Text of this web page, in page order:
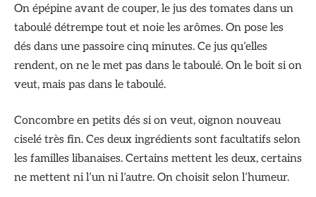
On épépine avant de couper, le jus des tomates dans un
taboulé détrempe tout et noie les arômes. On pose les
dés dans une passoire cinq minutes. Ce jus qu’elles
rendent, on ne le met pas dans le taboulé. On le boit si on
veut, mais pas dans le taboulé.
Concombre en petits dés si on veut, oignon nouveau
ciselé très fin. Ces deux ingrédients sont facultatifs selon
les familles libanaises. Certains mettent les deux, certains
ne mettent ni l’un ni l’autre. On choisit selon l’humeur.